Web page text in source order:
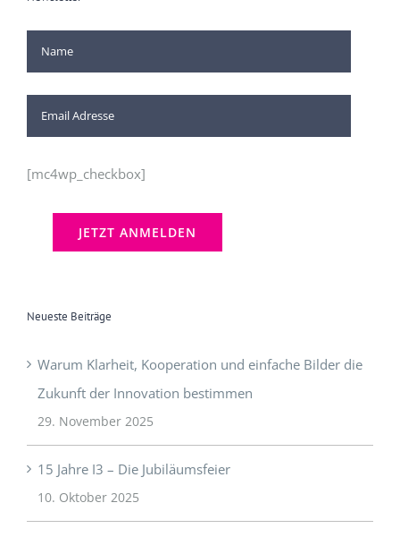
Warum Klarheit, Kooperation und einfache Bilder die
Zukunft der Innovation bestimmen
29. November 2025
15 Jahre I3 – Die Jubiläumsfeier
10. Oktober 2025